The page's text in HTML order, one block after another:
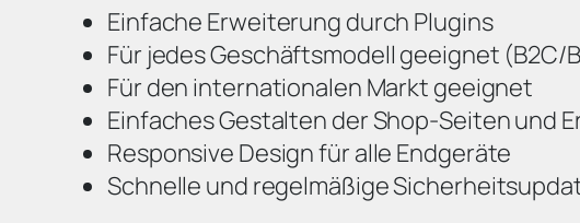
Einfache Erweiterung durch Plugins
Für jedes Geschäftsmodell geeignet (B2C/
Für den internationalen Markt geeignet
Einfaches Gestalten der Shop-Seiten und
Responsive Design für alle Endgeräte
Schnelle und regelmäßige